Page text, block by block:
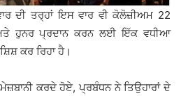
ਦੀ ਤਰ੍ਹਾਂ ਇਸ ਵਾਰ ਵੀ ਕੋਲੋਜ਼ੀਅਮ 22
ਹੁਨਰ ਪ੍ਰਦਾਨ ਕਰਨ ਲਈ ਇੱਕ ਵਧੀਆ
ਕਰ ਰਿਹਾ ਹੈ।
ਕਰਦੇ ਹੋਏ, ਪ੍ਰਬੰਧਨ ਨੇ ਤਿਉਹਾਰਾਂ ਦੇ